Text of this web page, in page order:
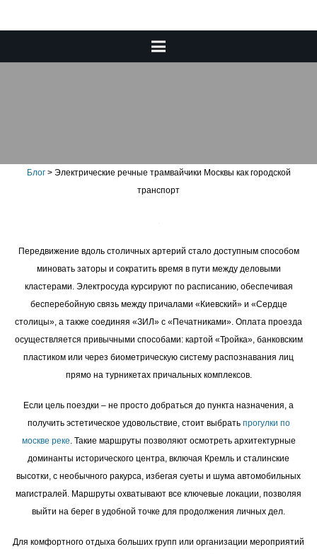
Блог> Электрические речные трамвайчики Москвы как городской
транспорт
Передвижение вдоль столичных артерий стало доступным способом
миновать заторы и сократить время в пути между деловыми
кластерами. Электросуда курсируют по расписанию, обеспечивая
бесперебойную связь между причалами «Киевский» и «Сердце
столицы», а также соединяя «ЗИЛ» с «Печатниками». Оплата проезда
осуществляется привычными способами: картой «Тройка», банковским
пластиком или через биометрическую систему распознавания лиц
прямо на турникетах причальных комплексов.
Если цель поездки – не просто добраться до пункта назначения, а
получить эстетическое удовольствие, стоит выбрать прогулки по
москве реке. Такие маршруты позволяют осмотреть архитектурные
доминанты исторического центра, включая Кремль и сталинские
высотки, с необычного ракурса, избегая суеты и шума автомобильных
магистралей. Маршруты охватывают все ключевые локации, позволяя
выйти на берег в удобной точке для продолжения личных дел.
Для комфортного отдыха больших групп или организации мероприятий